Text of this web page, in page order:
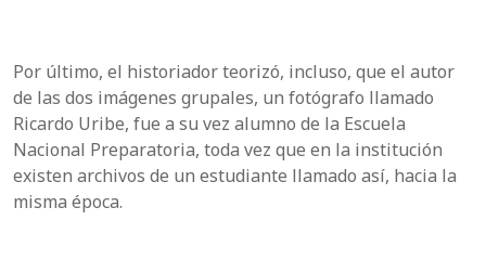
Por último, el historiador teorizó, incluso, que el autor
de las dos imágenes grupales, un fotógrafo llamado
Ricardo Uribe, fue a su vez alumno de la Escuela
Nacional Preparatoria, toda vez que en la institución
existen archivos de un estudiante llamado así, hacia la
misma época.